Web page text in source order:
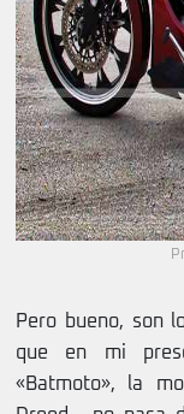
Pero bueno, son
que en mi
«Batmoto», la